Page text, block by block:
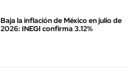
Baja la inflación de México en julio de
2026: INEGI confirma 3.12%